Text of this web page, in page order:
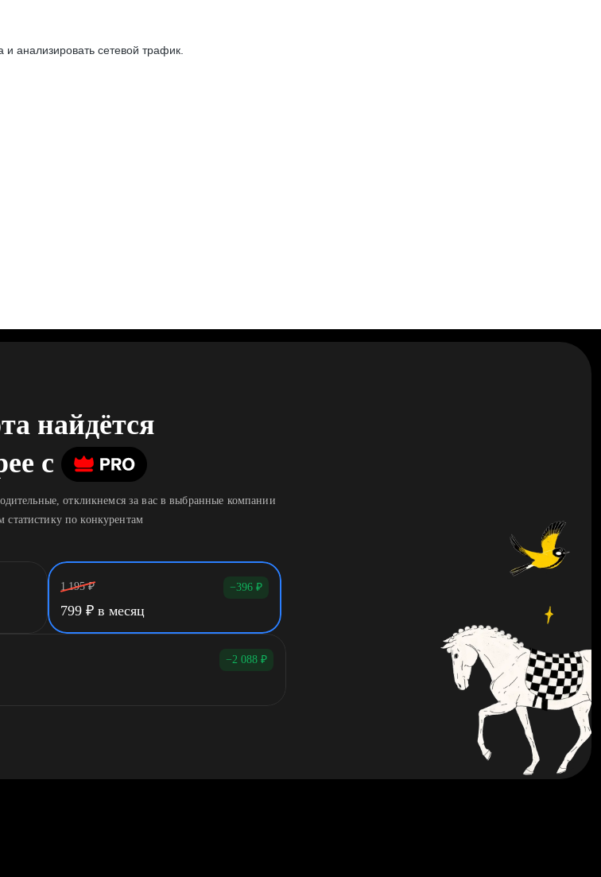
анализировать сетевой трафик.
найдётся
c
откликнемся за вас в выбранные компании
статистику по конкурентам
1 195 ₽ −396 ₽
799 ₽ в месяц
−2 088 ₽